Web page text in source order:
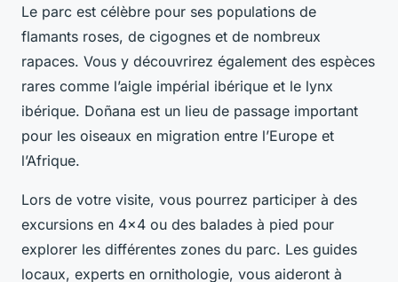
Le parc est célèbre pour ses populations de
flamants roses, de cigognes et de nombreux
rapaces. Vous y découvrirez également des espèces
rares comme l’aigle impérial ibérique et le lynx
ibérique. Doñana est un lieu de passage important
pour les oiseaux en migration entre l’Europe et
l’Afrique.
Lors de votre visite, vous pourrez participer à des
excursions en 4x4 ou des balades à pied pour
explorer les différentes zones du parc. Les guides
locaux, experts en ornithologie, vous aideront à